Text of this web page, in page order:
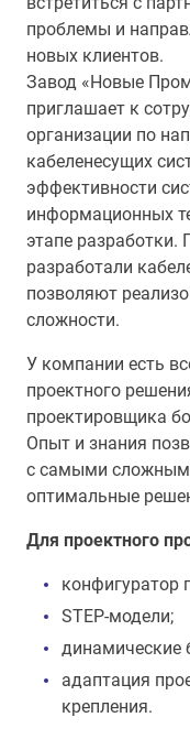
проблемы и
новых клиентов.
Завод «Новые
приглашает к
организации по
кабеленесущих
эффективности
информационных
этапе разработки.
разработали
позволяют
сложности.
У компании есть
проектного
проектировщика
Опыт и знания
с самыми
оптимальные
Для проектного
конфигуратор
STEP-модели;
динамические
адаптация
крепления.